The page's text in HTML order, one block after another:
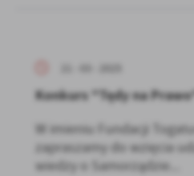
Konkurs "Tędy na
W imieniu Fundacji
zapraszamy do wzięcia
wiedzy o Samorządzie...